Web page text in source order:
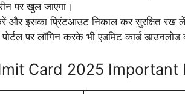
पर खुल जाएगा।
और इसका प्रिंटआउट निकाल कर सुरक्षित रख
पर लॉगिन करके भी एडमिट कार्ड
Card 2025 Important